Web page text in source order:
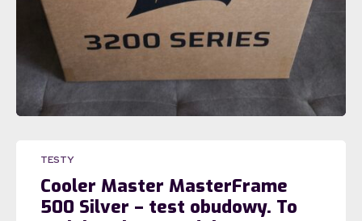
TESTY
Cooler Master MasterFrame
500 Silver – test obudowy. To